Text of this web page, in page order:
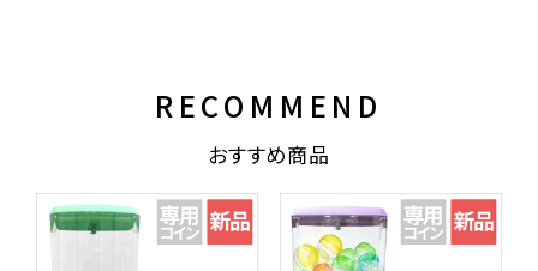
RECOMMEND
おすすめ商品